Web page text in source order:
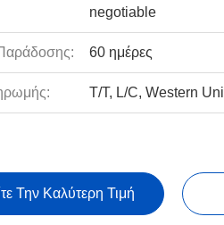
negotiable
60 ημέρες
T/T, L/C, Western
Την Καλύτερη Τιμή